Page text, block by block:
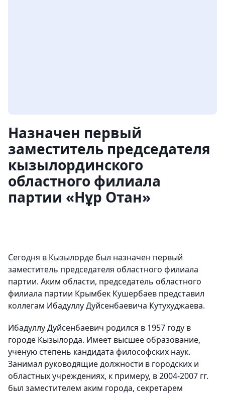
Назначен первый
заместитель председателя
кызылординского
областного филиала
партии «Нұр Отан»
Сегодня в Кызылорде был назначен первый
заместитель председателя областного филиала
партии. Аким области, председатель областного
филиала партии Крымбек Кушербаев представил
коллегам Ибадуллу Дуйсенбаевича Кутухуджаева.
Ибадуллу Дуйсенбаевич родился в 1957 году в
городе Кызылорда. Имеет высшее образование,
ученую степень кандидата философских наук.
Занимал руководящие должности в городских и
областных учреждениях, к примеру, в 2004-2007 гг.
был заместителем аким города, секретарем